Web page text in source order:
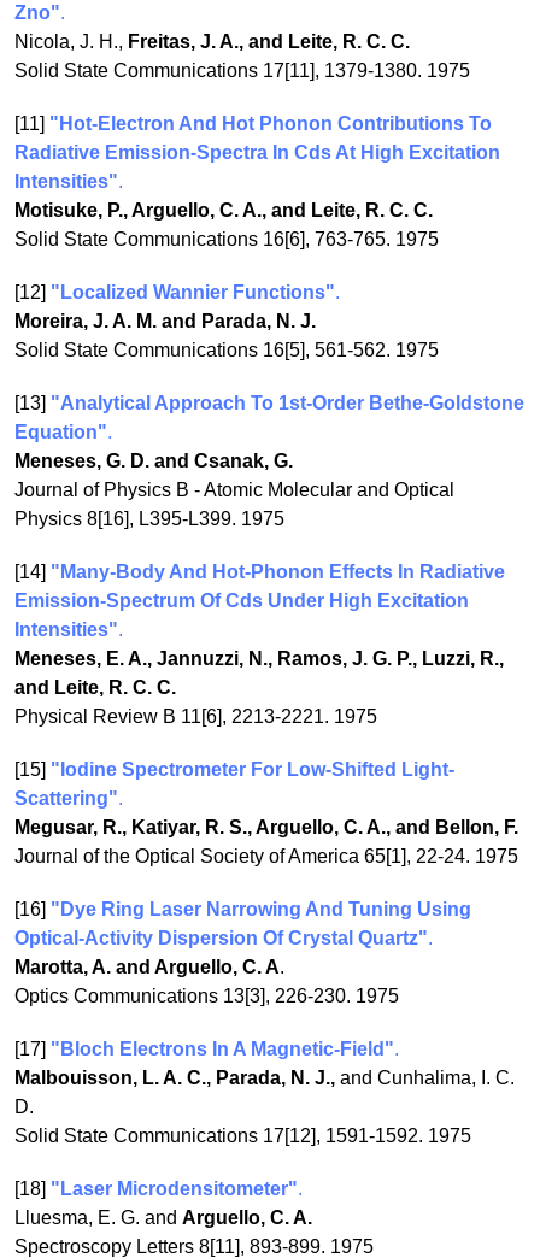
Zno".
Nicola, J. H., Freitas, J. A., and Leite, R. C. C.
Solid State Communications 17[11], 1379-1380. 1975
[11] "Hot-Electron And Hot Phonon Contributions To
Radiative Emission-Spectra In Cds At High Excitation
Intensities".
Motisuke, P., Arguello, C. A., and Leite, R. C. C.
Solid State Communications 16[6], 763-765. 1975
[12] "Localized Wannier Functions".
Moreira, J. A. M. and Parada, N. J.
Solid State Communications 16[5], 561-562. 1975
[13] "Analytical Approach To 1st-Order Bethe-Goldstone
Equation".
Meneses, G. D. and Csanak, G.
Journal of Physics B - Atomic Molecular and Optical
Physics 8[16], L395-L399. 1975
[14] "Many-Body And Hot-Phonon Effects In Radiative
Emission-Spectrum Of Cds Under High Excitation
Intensities".
Meneses, E. A., Jannuzzi, N., Ramos, J. G. P., Luzzi, R.,
and Leite, R. C. C.
Physical Review B 11[6], 2213-2221. 1975
[15] "Iodine Spectrometer For Low-Shifted Light-
Scattering".
Megusar, R., Katiyar, R. S., Arguello, C. A., and Bellon, F.
Journal of the Optical Society of America 65[1], 22-24. 1975
[16] "Dye Ring Laser Narrowing And Tuning Using
Optical-Activity Dispersion Of Crystal Quartz".
Marotta, A. and Arguello, C. A.
Optics Communications 13[3], 226-230. 1975
[17] "Bloch Electrons In A Magnetic-Field".
Malbouisson, L. A. C., Parada, N. J., and Cunhalima, I. C.
D.
Solid State Communications 17[12], 1591-1592. 1975
[18] "Laser Microdensitometer".
Lluesma, E. G. and Arguello, C. A.
Spectroscopy Letters 8[11], 893-899. 1975